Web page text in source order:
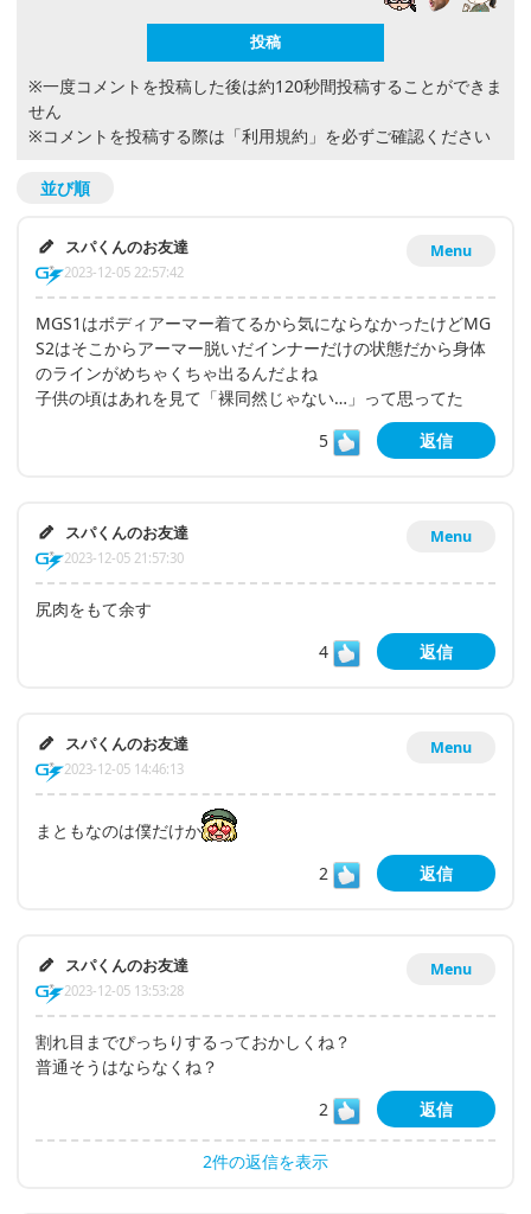
※一度コメントを投稿した後は約120秒間投稿することができま
せん
※コメントを投稿する際は 「利用規約」 を必ずご確認ください
並び順
Menu
スパくんのお友達
2023-12-05 22:57:42
MGS1はボディアーマー着てるから気にならなかったけどMG
S2はそこからアーマー脱いだインナーだけの状態だから身体
のラインがめちゃくちゃ出るんだよね
子供の頃はあれを見て「裸同然じゃない…」って思ってた
5
返信
Menu
スパくんのお友達
2023-12-05 21:57:30
尻肉をもて余す
4
返信
Menu
スパくんのお友達
2023-12-05 14:46:13
まともなのは僕だけか
2
返信
Menu
スパくんのお友達
2023-12-05 13:53:28
割れ目までぴっちりするっておかしくね？
普通そうはならなくね？
2
返信
2件の返信を表示